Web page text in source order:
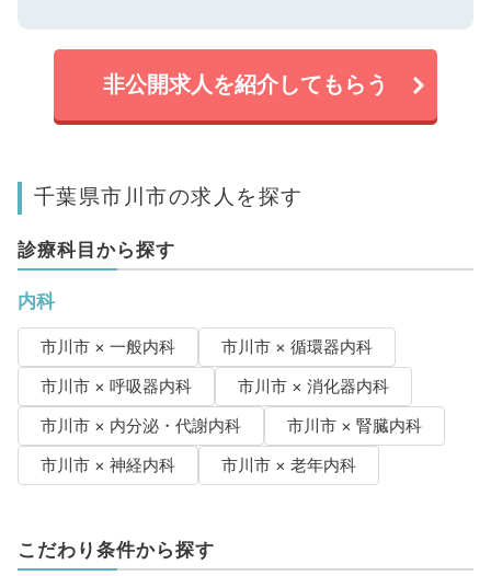
非公開求人を紹介してもらう
千葉県市川市の求人を探す
診療科目から探す
内科
市川市 × 一般内科
市川市 × 循環器内科
市川市 × 呼吸器内科
市川市 × 消化器内科
市川市 × 内分泌・代謝内科
市川市 × 腎臓内科
市川市 × 神経内科
市川市 × 老年内科
こだわり条件から探す